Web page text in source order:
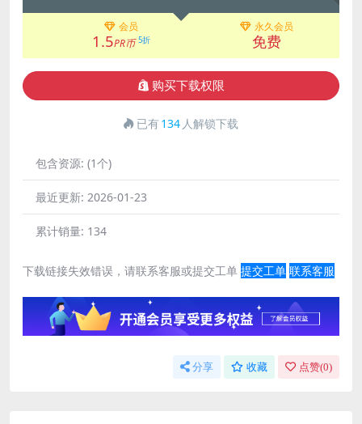
会员
1.5PR币 5折
永久会员
免费
购买下载权限
已有134 人解锁下载
包含资源: (1个)
最近更新: 2026-01-23
累计销量: 134
下载链接失效错误，请联系客服或提交工单 提交工单 联系客服
分享 收藏 点赞(0)